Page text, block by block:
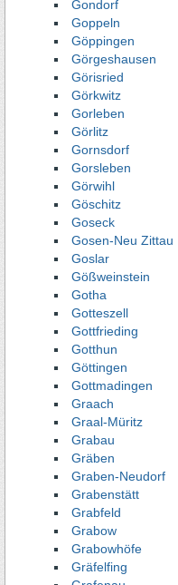
Gondorf
Goppeln
Göppingen
Görgeshausen
Görisried
Görkwitz
Gorleben
Görlitz
Gornsdorf
Gorsleben
Görwihl
Göschitz
Goseck
Gosen-Neu Zittau
Goslar
Gößweinstein
Gotha
Gotteszell
Gottfrieding
Gotthun
Göttingen
Gottmadingen
Graach
Graal-Müritz
Grabau
Gräben
Graben-Neudorf
Grabenstätt
Grabfeld
Grabow
Grabowhöfe
Gräfelfing